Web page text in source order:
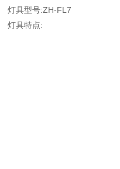
灯具型号:ZH-FL7
灯具特点: